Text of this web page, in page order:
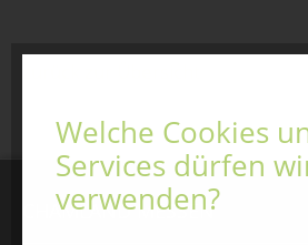
CHAMLAND MESSEN
Welche Cookies
Services dürfen
verwenden?